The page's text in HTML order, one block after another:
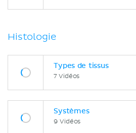
Histologie
Types de tissus
7 Vidéos
Systèmes
9 Vidéos